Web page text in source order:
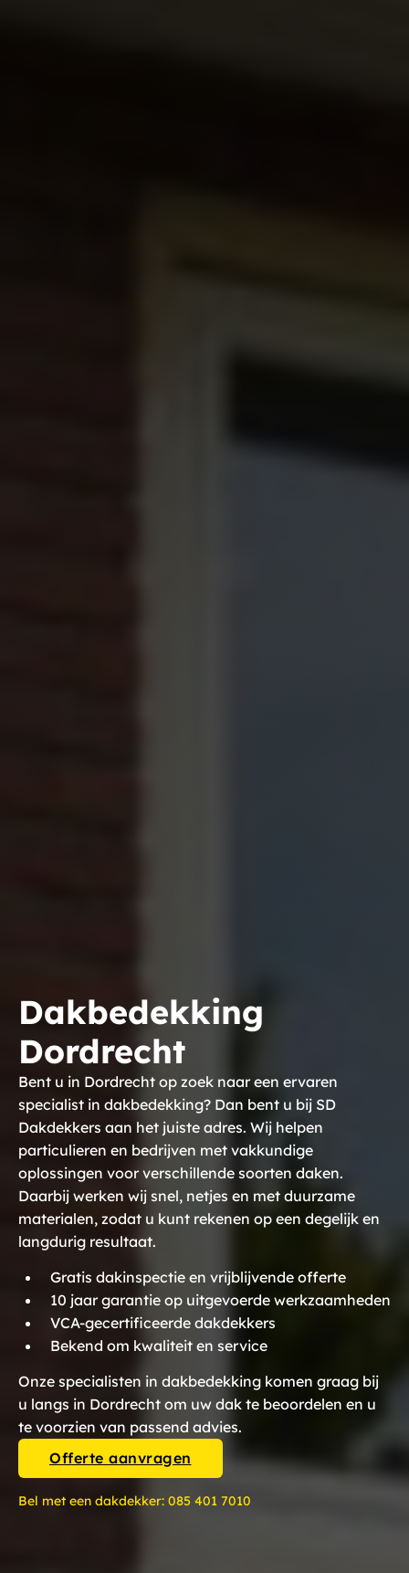
Dakbedekking
Dordrecht
Bent u in Dordrecht op zoek naar een ervaren
specialist in dakbedekking? Dan bent u bij SD
Dakdekkers aan het juiste adres. Wij helpen
particulieren en bedrijven met vakkundige
oplossingen voor verschillende soorten daken.
Daarbij werken wij snel, netjes en met duurzame
materialen, zodat u kunt rekenen op een degelijk en
langdurig resultaat.
Gratis dakinspectie en vrijblijvende offerte
10 jaar garantie op uitgevoerde werkzaamheden
VCA-gecertificeerde dakdekkers
Bekend om kwaliteit en service
Onze specialisten in dakbedekking komen graag bij
u langs in Dordrecht om uw dak te beoordelen en u
te voorzien van passend advies.
Offerte aanvragen
Bel met een dakdekker: 085 401 7010